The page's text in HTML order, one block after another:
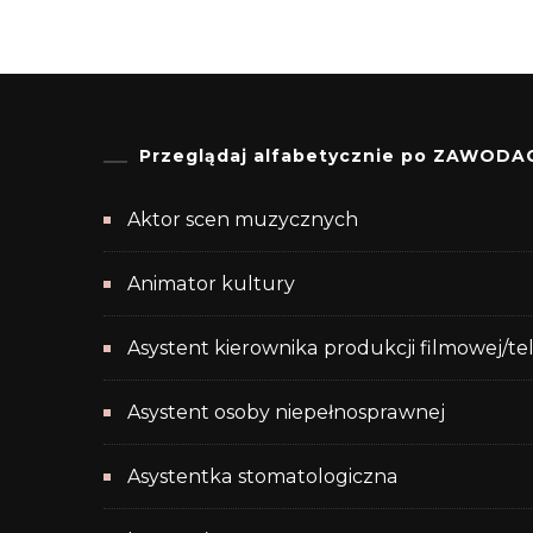
Przeglądaj alfabetycznie po
Aktor scen muzycznych
Animator kultury
Asystent kierownika produkcji filmowej/
Asystent osoby niepełnosprawnej
Asystentka stomatologiczna